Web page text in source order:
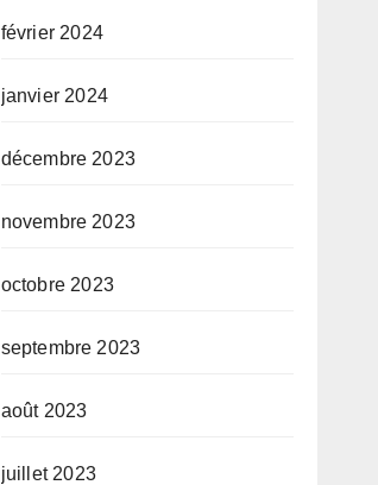
février 2024
janvier 2024
décembre 2023
novembre 2023
octobre 2023
septembre 2023
août 2023
juillet 2023